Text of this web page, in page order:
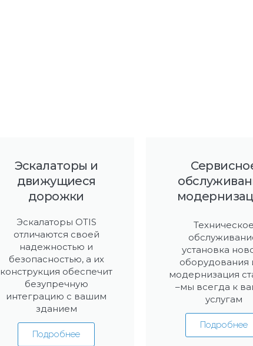
Эскалаторы и
движущиеся
дорожки
Эскалаторы OTIS
отличаются своей
надежностью и
безопасностью, а их
конструкция обеспечит
безупречную
интеграцию с вашим
зданием
Подробнее
Техническое
установка
оборудования
модернизация
–мы всегда к
услугам
Подробнее